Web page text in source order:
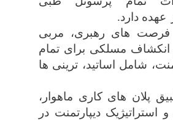
عهده دارد.
فرصت های رهبری، مربی
مسلکی برای تمام
شامل اساتید، ترینی ها
پلان های کاری ماهوار،
و استراتیژیک دیپارتمنت در